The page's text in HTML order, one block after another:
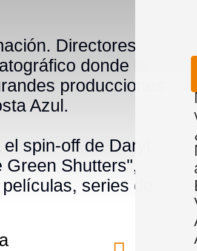
Directores,
donde la
producciones
Azul.
spin-off de Daryl
Shutters",
series de